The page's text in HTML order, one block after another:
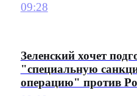
09:28
Зеленский хочет
"специальную
операцию" против